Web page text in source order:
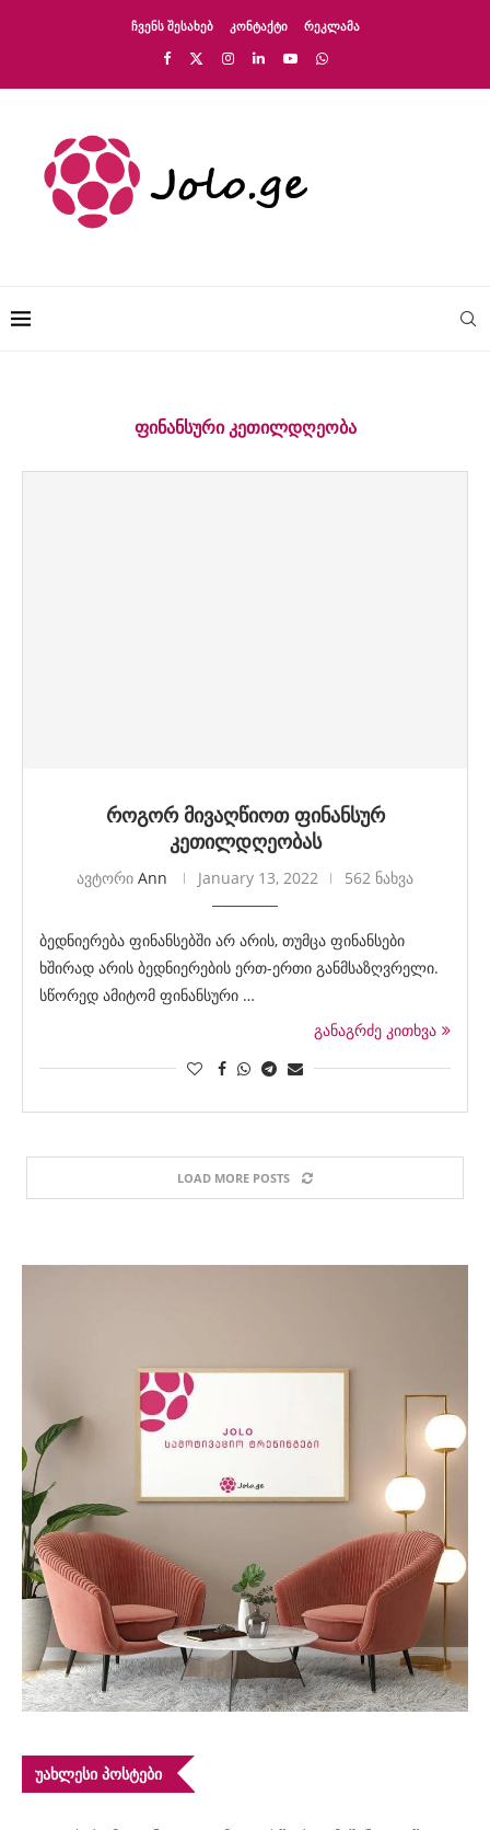
ᲩᲕᲔᲜᲡ ᲨᲔᲡᲐᲮᲔᲑ ᲙᲝᲜᲢᲐᲥᲢᲘ ᲠᲔᲙᲚᲐᲛᲐ
ᲤᲘᲜᲐᲜᲡᲣᲠᲘ ᲙᲔᲗᲘᲚᲓᲦᲔᲝᲑᲐ
როგორ მივაღწიოთ ფინანსურ
კეთილდღეობას
ავტორი Ann January 13, 2022 562 ნახვა
ბედნიერება ფინანსებში არ არის, თუმცა ფინანსები
ხშირად არის ბედნიერების ერთ-ერთი განმსაზღვრელი.
სწორედ ამიტომ ფინანსური …
განაგრძე კითხვა
LOAD MORE POSTS
ᲣᲐᲮᲚᲔᲡᲘ ᲞᲝᲡᲢᲔᲑᲘ